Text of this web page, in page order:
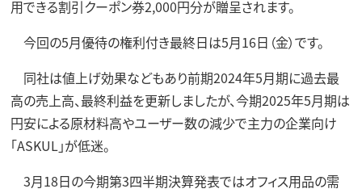
用できる割引クーポン券2,000円分が贈呈されます。
今回の5月優待の権利付き最終日は5月16日（金）です。
同社は値上げ効果などもあり前期2024年5月期に過去最
高の売上高、最終利益を更新しましたが、今期2025年5月期は
円安による原材料高やユーザー数の減少で主力の企業向け
「ASKUL」が低迷。
3月18日の今期第3四半期決算発表ではオフィス用品の需